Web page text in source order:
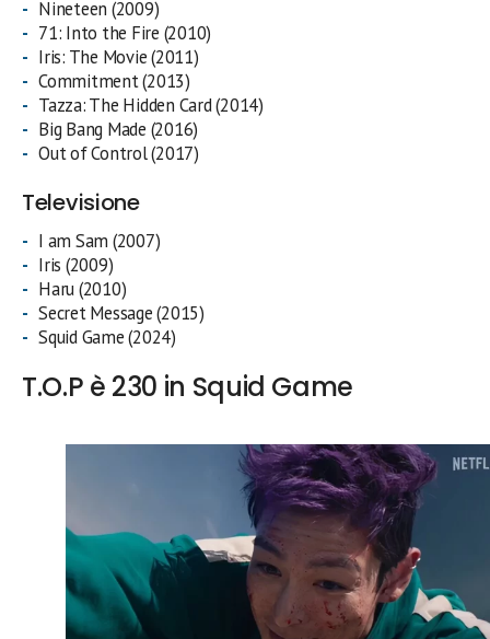
Nineteen (2009)
71: Into the Fire (2010)
Iris: The Movie (2011)
Commitment (2013)
Tazza: The Hidden Card (2014)
Big Bang Made (2016)
Out of Control (2017)
Televisione
I am Sam (2007)
Iris (2009)
Haru (2010)
Secret Message (2015)
Squid Game (2024)
T.O.P è 230 in Squid Game